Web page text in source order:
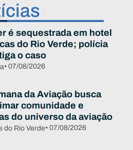
é sequestrada em hotel
do Rio Verde; polícia
o caso
• 07/08/2026
da Aviação busca
comunidade e
do universo da aviação
do Rio Verde• 07/08/2026